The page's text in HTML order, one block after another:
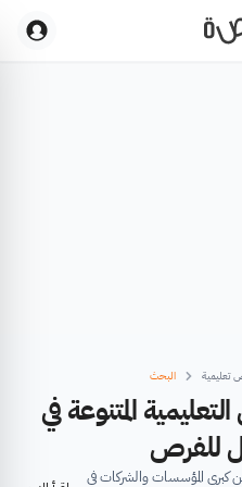
تعليمية البحث
المتنوعة في
للفرص
المؤسسات والشركات في